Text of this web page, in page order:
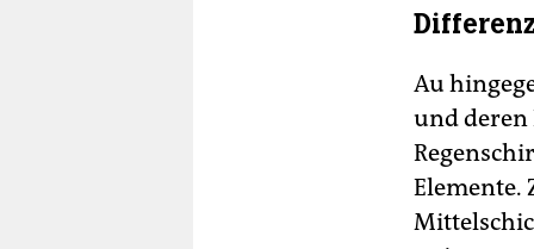
Au
und deren
Elemente.